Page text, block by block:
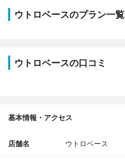
ウトロベースのプラン一覧
ウトロベースの口コミ
基本情報・アクセス
店舗名 ウトロベース